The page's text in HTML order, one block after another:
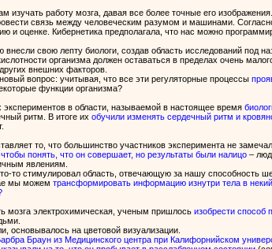
изучать работу мозга, давая все более точные его
связь между человеческим разумом и машинами.
и оценке. Кибернетика предполагала, что нас можно
внесли свою лепту биологи, создав область исследований под
организма должен оставаться в пределах очень
внешних факторов.
новый вопрос: учитывая, что все эти регуляторные процессы
функции организма?
экспериментов в области, называемой в настоящее время
ритм. В итоге их обучили изменять сердечный ритм и
то, что большинство участников эксперимента не
понять, что он совершает, но результаты были налицо–
явлениям.
то стимулировал область, отвечающую за нашу
мы можем трансформировать информацию изнутри тела в
мозга электрохимическая, ученым пришлось изобрести способ
основывалось на цветовой визуализации.
Браун из Медицинского центра при Калифорнийском